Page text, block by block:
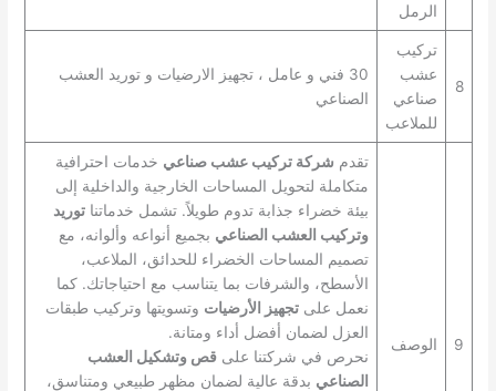
الرمل
8
تركيب
عشب
صناعي
للملاعب
30 فني و عامل ، تجهيز الارضيات و توريد العشب
الصناعي
9 الوصف
تقدم شركة تركيب عشب صناعي خدمات احترافية
متكاملة لتحويل المساحات الخارجية والداخلية إلى
بيئة خضراء جذابة تدوم طويلاً. تشمل خدماتنا توريد
وتركيب العشب الصناعي بجميع أنواعه وألوانه، مع
تصميم المساحات الخضراء للحدائق، الملاعب،
الأسطح، والشرفات بما يتناسب مع احتياجاتك. كما
نعمل على تجهيز الأرضيات وتسويتها وتركيب طبقات
العزل لضمان أفضل أداء ومتانة.
نحرص في شركتنا على قص وتشكيل العشب
الصناعي بدقة عالية لضمان مظهر طبيعي ومتناسق،